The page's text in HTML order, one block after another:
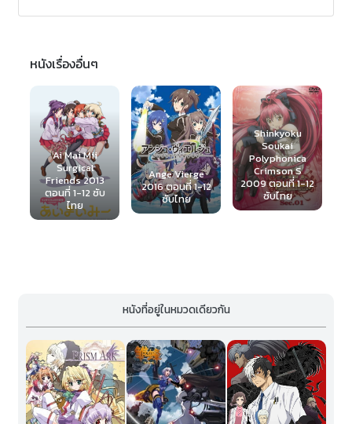
หนังเรื่องอื่นๆ
Ange Vierge
2016 ตอนที่ 1-12
ซับไทย
Shinkyoku
Soukai
Polyphonica
Crimson S
2009 ตอนที่ 1-12
ซับไทย
Haiyoru!
Nyaruani 2010
ตอนที่ 1-9 ซับ
ไทย
หนังที่อยู่ในหมวดเดียวกัน